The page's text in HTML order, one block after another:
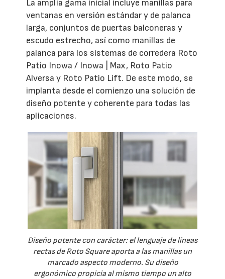
La amplia gama inicial incluye manillas para
ventanas en versión estándar y de palanca
larga, conjuntos de puertas balconeras y
escudo estrecho, así como manillas de
palanca para los sistemas de corredera Roto
Patio Inowa / Inowa | Max, Roto Patio
Alversa y Roto Patio Lift. De este modo, se
implanta desde el comienzo una solución de
diseño potente y coherente para todas las
aplicaciones.
Diseño potente con carácter: el lenguaje de líneas
rectas de Roto Square aporta a las manillas un
marcado aspecto moderno. Su diseño
ergonómico propicia al mismo tiempo un alto